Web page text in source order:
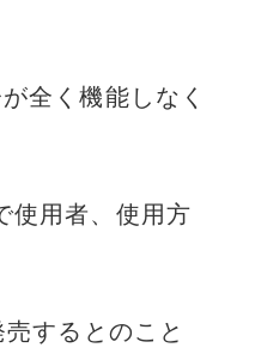
全く機能しなく
使用者、使用方
するとのこと